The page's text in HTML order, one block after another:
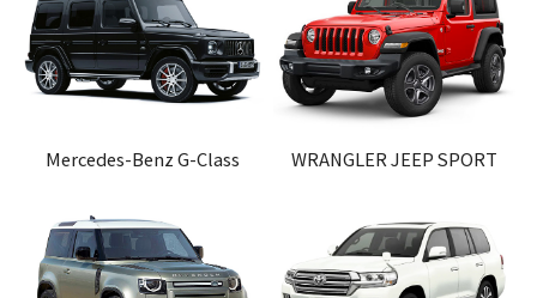
Mercedes-Benz G-Class WRANGLER JEEP SPORT